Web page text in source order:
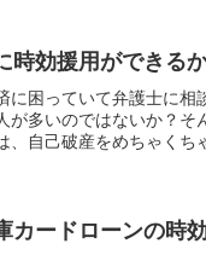
時効援用ができる
に困っていて弁護士に
が多いのではないか？
、自己破産をめちゃくち
カードローンの時